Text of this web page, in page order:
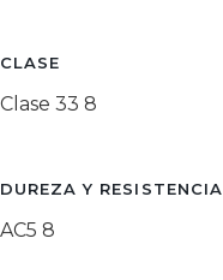
CLASE
Clase 33 8
DUREZA Y RESISTENCIA
AC5 8